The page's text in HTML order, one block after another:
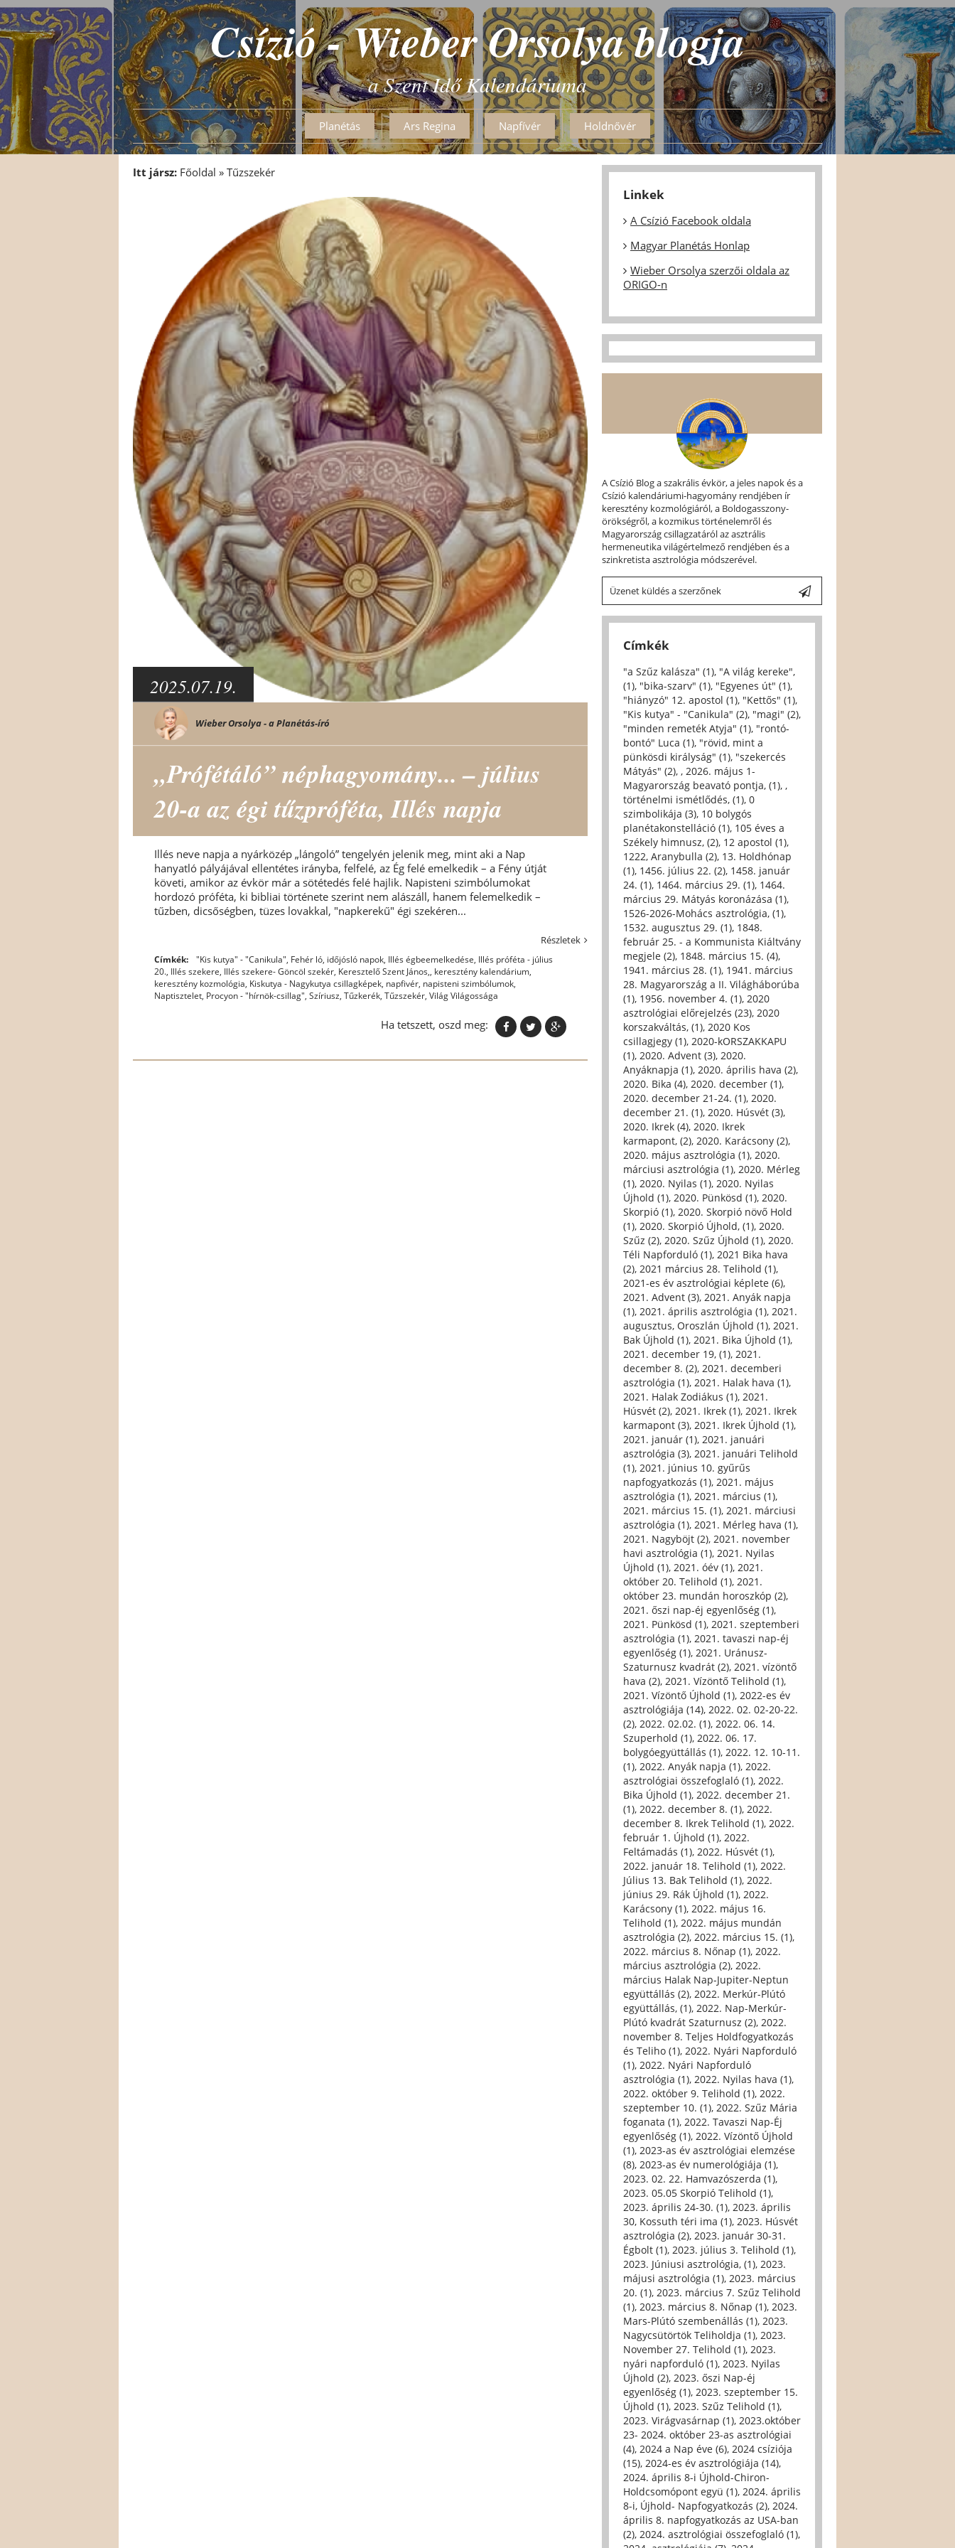
Csízió - Wieber Orsolya blogja
a Szent Idő Kalendáriuma
Planétás Ars Regina Napfívér Holdnővér
Itt jársz: Főoldal » Tűzszekér
2025.07.19.
Wieber Orsolya - a Planétás-író
„Prófétáló” néphagyomány... – július
20-a az égi tűzpróféta, Illés napja
Illés neve napja a nyárközép „lángoló” tengelyén jelenik meg, mint aki a Nap
hanyatló pályájával ellentétes irányba, felfelé, az Ég felé emelkedik – a Fény útját
követi, amikor az évkör már a sötétedés felé hajlik. Napisteni szimbólumokat
hordozó próféta, ki bibliai története szerint nem alászáll, hanem felemelkedik –
tűzben, dicsőségben, tüzes lovakkal, "napkerekű" égi szekéren...
Részletek
Címkék: "Kis kutya" - "Canikula", Fehér ló, időjósló napok, Illés égbeemelkedése, Illés próféta - július
20., Illés szekere, Illés szekere- Göncöl szekér, Keresztelő Szent János,, keresztény kalendárium,
keresztény kozmológia, Kiskutya - Nagykutya csillagképek, napfivér, napisteni szimbólumok,
Naptisztelet, Procyon - "hírnök-csillag", Szíriusz, Tűzkerék, Tűzszekér, Világ Világossága
Ha tetszett, oszd meg:
Linkek
A Csízió Facebook oldala
Magyar Planétás Honlap
Wieber Orsolya szerzői oldala az
ORIGO-n
A Csízió Blog a szakrális évkör, a jeles napok és a
Csízió kalendáriumi-hagyomány rendjében ír
keresztény kozmológiáról, a Boldogasszony-
örökségről, a kozmikus történelemről és
Magyarország csillagzatáról az asztrális
hermeneutika világértelmező rendjében és a
szinkretista asztrológia módszerével.
Üzenet küldés a szerzőnek
Címkék
"a Szűz kalásza" (1), "A világ kereke",
(1), "bika-szarv" (1), "Egyenes út" (1),
"hiányzó" 12. apostol (1), "Kettős" (1),
"Kis kutya" - "Canikula" (2), "magi" (2),
"minden remeték Atyja" (1), "rontó-
bontó" Luca (1), "rövid, mint a
pünkösdi királyság" (1), "szekercés
Mátyás" (2), , 2026. május 1-
Magyarország beavató pontja, (1), ,
történelmi ismétlődés, (1), 0
szimbolikája (3), 10 bolygós
planétakonstelláció (1), 105 éves a
Székely himnusz, (2), 12 apostol (1),
1222, Aranybulla (2), 13. Holdhónap
(1), 1456. július 22. (2), 1458. január
24. (1), 1464. március 29. (1), 1464.
március 29. Mátyás koronázása (1),
1526-2026-Mohács asztrológia, (1),
1532. augusztus 29. (1), 1848.
február 25. - a Kommunista Kiáltvány
megjele (2), 1848. március 15. (4),
1941. március 28. (1), 1941. március
28. Magyarország a II. Világháborúba
(1), 1956. november 4. (1), 2020
asztrológiai előrejelzés (23), 2020
korszakváltás, (1), 2020 Kos
csillagjegy (1), 2020-kORSZAKKAPU
(1), 2020. Advent (3), 2020.
Anyáknapja (1), 2020. április hava (2),
2020. Bika (4), 2020. december (1),
2020. december 21-24. (1), 2020.
december 21. (1), 2020. Húsvét (3),
2020. Ikrek (4), 2020. Ikrek
karmapont, (2), 2020. Karácsony (2),
2020. május asztrológia (1), 2020.
márciusi asztrológia (1), 2020. Mérleg
(1), 2020. Nyilas (1), 2020. Nyilas
Újhold (1), 2020. Pünkösd (1), 2020.
Skorpió (1), 2020. Skorpió növő Hold
(1), 2020. Skorpió Újhold, (1), 2020.
Szűz (2), 2020. Szűz Újhold (1), 2020.
Téli Napforduló (1), 2021 Bika hava
(2), 2021 március 28. Telihold (1),
2021-es év asztrológiai képlete (6),
2021. Advent (3), 2021. Anyák napja
(1), 2021. április asztrológia (1), 2021.
augusztus, Oroszlán Újhold (1), 2021.
Bak Újhold (1), 2021. Bika Újhold (1),
2021. december 19, (1), 2021.
december 8. (2), 2021. decemberi
asztrológia (1), 2021. Halak hava (1),
2021. Halak Zodiákus (1), 2021.
Húsvét (2), 2021. Ikrek (1), 2021. Ikrek
karmapont (3), 2021. Ikrek Újhold (1),
2021. január (1), 2021. januári
asztrológia (3), 2021. januári Telihold
(1), 2021. június 10. gyűrűs
napfogyatkozás (1), 2021. május
asztrológia (1), 2021. március (1),
2021. március 15. (1), 2021. márciusi
asztrológia (1), 2021. Mérleg hava (1),
2021. Nagyböjt (2), 2021. november
havi asztrológia (1), 2021. Nyilas
Újhold (1), 2021. óév (1), 2021.
október 20. Telihold (1), 2021.
október 23. mundán horoszkóp (2),
2021. őszi nap-éj egyenlőség (1),
2021. Pünkösd (1), 2021. szeptemberi
asztrológia (1), 2021. tavaszi nap-éj
egyenlőség (1), 2021. Uránusz-
Szaturnusz kvadrát (2), 2021. vízöntő
hava (2), 2021. Vízöntő Telihold (1),
2021. Vízöntő Újhold (1), 2022-es év
asztrológiája (14), 2022. 02. 02-20-22.
(2), 2022. 02.02. (1), 2022. 06. 14.
Szuperhold (1), 2022. 06. 17.
bolygóegyüttállás (1), 2022. 12. 10-11.
(1), 2022. Anyák napja (1), 2022.
asztrológiai összefoglaló (1), 2022.
Bika Újhold (1), 2022. december 21.
(1), 2022. december 8. (1), 2022.
december 8. Ikrek Telihold (1), 2022.
február 1. Újhold (1), 2022.
Feltámadás (1), 2022. Húsvét (1),
2022. január 18. Telihold (1), 2022.
Július 13. Bak Telihold (1), 2022.
június 29. Rák Újhold (1), 2022.
Karácsony (1), 2022. május 16.
Telihold (1), 2022. május mundán
asztrológia (2), 2022. március 15. (1),
2022. március 8. Nőnap (1), 2022.
március asztrológia (2), 2022.
március Halak Nap-Jupiter-Neptun
együttállás (2), 2022. Merkúr-Plútó
együttállás, (1), 2022. Nap-Merkúr-
Plútó kvadrát Szaturnusz (2), 2022.
november 8. Teljes Holdfogyatkozás
és Teliho (1), 2022. Nyári Napforduló
(1), 2022. Nyári Napforduló
asztrológia (1), 2022. Nyilas hava (1),
2022. október 9. Telihold (1), 2022.
szeptember 10. (1), 2022. Szűz Mária
foganata (1), 2022. Tavaszi Nap-Éj
egyenlőség (1), 2022. Vízöntő Újhold
(1), 2023-as év asztrológiai elemzése
(8), 2023-as év numerológiája (1),
2023. 02. 22. Hamvazószerda (1),
2023. 05.05 Skorpió Telihold (1),
2023. április 24-30. (1), 2023. április
30, Kossuth téri ima (1), 2023. Húsvét
asztrológia (2), 2023. január 30-31.
Égbolt (1), 2023. július 3. Telihold (1),
2023. Júniusi asztrológia, (1), 2023.
májusi asztrológia (1), 2023. március
20. (1), 2023. március 7. Szűz Telihold
(1), 2023. március 8. Nőnap (1), 2023.
Mars-Plútó szembenállás (1), 2023.
Nagycsütörtök Teliholdja (1), 2023.
November 27. Telihold (1), 2023.
nyári napforduló (1), 2023. Nyilas
Újhold (2), 2023. őszi Nap-éj
egyenlőség (1), 2023. szeptember 15.
Újhold (1), 2023. Szűz Telihold (1),
2023. Virágvasárnap (1), 2023.október
23- 2024. október 23-as asztrológiai
(4), 2024 a Nap éve (6), 2024 csíziója
(15), 2024-es év asztrológiája (14),
2024. április 8-i Újhold-Chiron-
Holdcsomópont együ (1), 2024. április
8-i, Újhold- Napfogyatkozás (2), 2024.
április 8. napfogyatkozás az USA-ban
(2), 2024. asztrológiai összefoglaló (1),